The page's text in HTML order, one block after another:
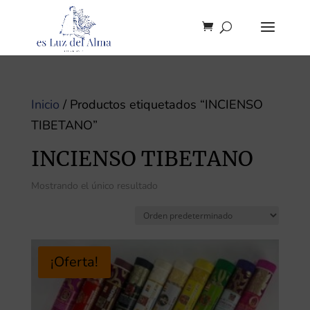
Inicio / Productos etiquetados “INCIENSO
TIBETANO”
INCIENSO TIBETANO
Mostrando el único resultado
¡Oferta!